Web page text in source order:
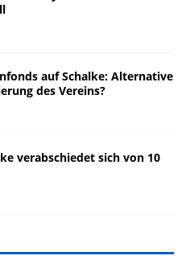
auf Schalke: Alternative
des Vereins?
verabschiedet sich von 10